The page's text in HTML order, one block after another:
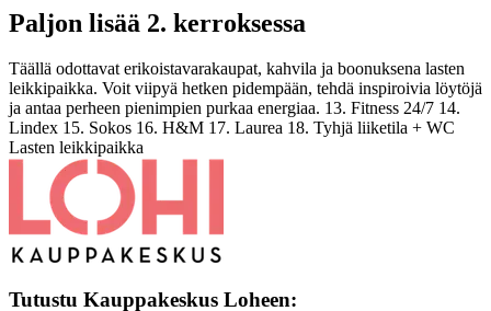
Paljon lisää 2. kerroksessa
Täällä odottavat erikoistavarakaupat, kahvila ja boonuksena lasten
leikkipaikka. Voit viipyä hetken pidempään, tehdä inspiroivia löytöjä
ja antaa perheen pienimpien purkaa energiaa. 13. Fitness 24/7 14.
Lindex 15. Sokos 16. H&M 17. Laurea 18. Tyhjä liiketila + WC
Lasten leikkipaikka
Tutustu Kauppakeskus Loheen: